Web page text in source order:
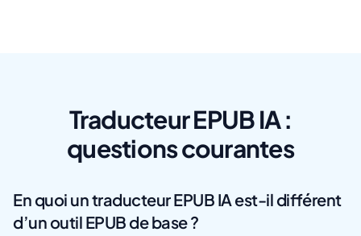
Traducteur EPUB IA :
questions courantes
En quoi un traducteur EPUB IA est-il différent
d’un outil EPUB de base ?